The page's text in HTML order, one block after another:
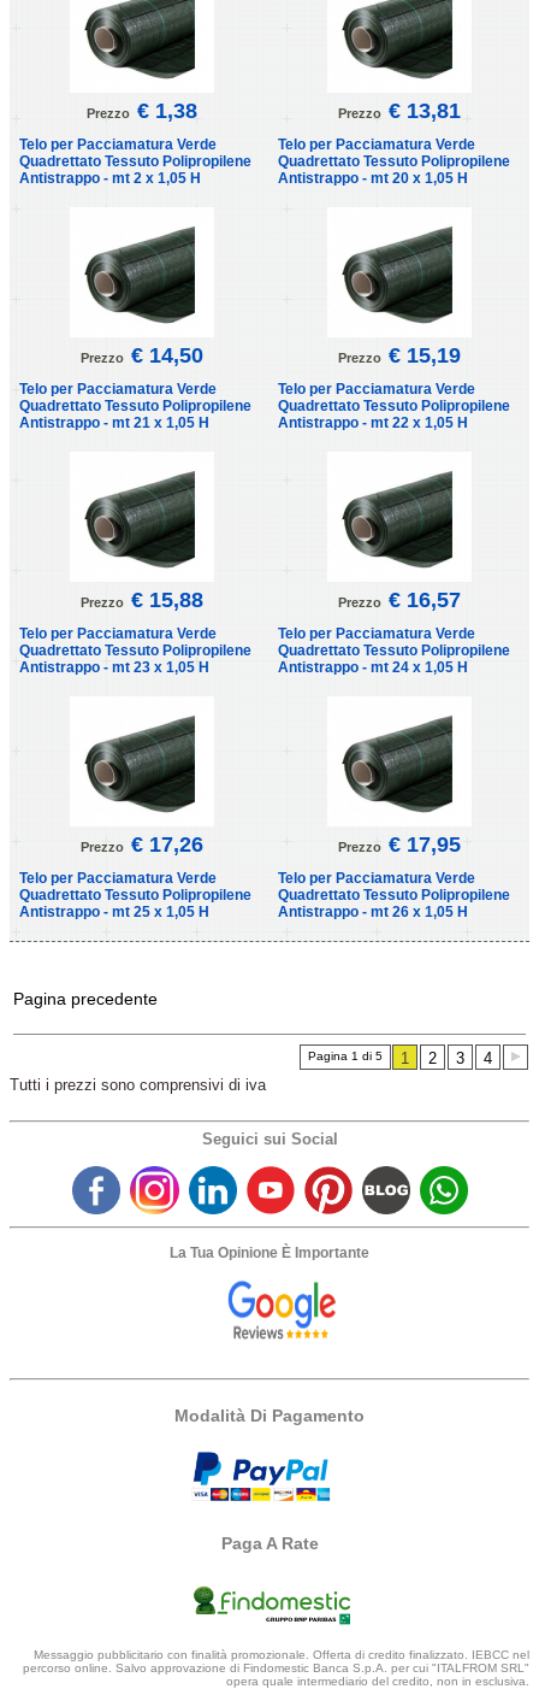
Prezzo € 1,38
Telo per Pacciamatura Verde
Quadrettato Tessuto Polipropilene
Antistrappo - mt 2 x 1,05 H
Prezzo € 13,81
Telo per Pacciamatura Verde
Quadrettato Tessuto Polipropilene
Antistrappo - mt 20 x 1,05 H
Prezzo € 14,50
Telo per Pacciamatura Verde
Quadrettato Tessuto Polipropilene
Antistrappo - mt 21 x 1,05 H
Prezzo € 15,19
Telo per Pacciamatura Verde
Quadrettato Tessuto Polipropilene
Antistrappo - mt 22 x 1,05 H
Prezzo € 15,88
Telo per Pacciamatura Verde
Quadrettato Tessuto Polipropilene
Antistrappo - mt 23 x 1,05 H
Prezzo € 16,57
Telo per Pacciamatura Verde
Quadrettato Tessuto Polipropilene
Antistrappo - mt 24 x 1,05 H
Prezzo € 17,26
Telo per Pacciamatura Verde
Quadrettato Tessuto Polipropilene
Antistrappo - mt 25 x 1,05 H
Prezzo € 17,95
Telo per Pacciamatura Verde
Quadrettato Tessuto Polipropilene
Antistrappo - mt 26 x 1,05 H
Pagina precedente
Pagina 1 di 5 1 2 3
4
Tutti i prezzi sono comprensivi di iva
Seguici sui Social
La Tua Opinione È Importante
Modalità Di Pagamento
Paga A Rate
Messaggio pubblicitario con finalità promozionale. Offerta di credito finalizzato. IEBCC nel
percorso online. Salvo approvazione di Findomestic Banca S.p.A. per cui "ITALFROM SRL"
opera quale intermediario del credito, non in esclusiva.